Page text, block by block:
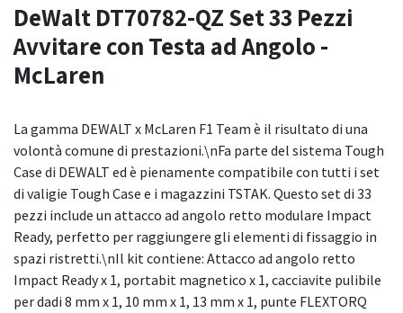
DeWalt DT70782-QZ Set 33 Pezzi
Avvitare con Testa ad Angolo -
McLaren
La gamma DEWALT x McLaren F1 Team è il risultato di una
volontà comune di prestazioni.\nFa parte del sistema Tough
Case di DEWALT ed è pienamente compatibile con tutti i set
di valigie Tough Case e i magazzini TSTAK. Questo set di 33
pezzi include un attacco ad angolo retto modulare Impact
Ready, perfetto per raggiungere gli elementi di fissaggio in
spazi ristretti.\nIl kit contiene: Attacco ad angolo retto
Impact Ready x 1, portabit magnetico x 1, cacciavite pulibile
per dadi 8 mm x 1, 10 mm x 1, 13 mm x 1, punte FLEXTORQ